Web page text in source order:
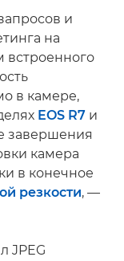
и
на
в камере,
EOS R7 и
завершения
камера
в конечное
резкости, —
JPEG